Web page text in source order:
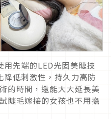
用先端的LED光固美睫技
低刺激性，持久力高防
的時間，還能大大延長美
睫毛嫁接的女孩也不用擔